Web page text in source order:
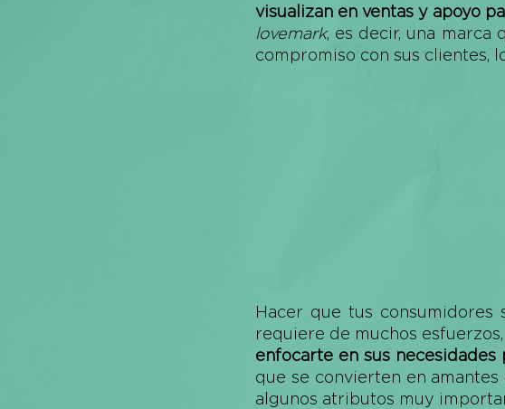
visualizan en ventas y apoyo
lovemark, es decir, una marca
compromiso con sus clientes,
Hacer que tus consumidores
requiere de muchos esfuerzos,
enfocarte en sus necesidades
que se convierten en
algunos atributos muy